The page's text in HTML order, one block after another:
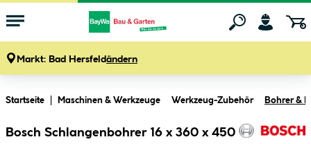
Markt: Bad Hersfeldändern
Startseite Maschinen & Werkzeuge Werkzeug-Zubehör Bohrer &
Bosch Schlangenbohrer 16 x 360 x 450